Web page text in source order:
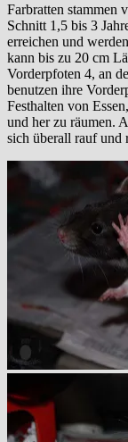
Farbratten stammen
Schnitt 1,5 bis 3
erreichen und
kann bis zu 20 cm
Vorderpfoten 4, an
benutzen ihre
Festhalten von
und her zu räumen.
sich überall rauf und